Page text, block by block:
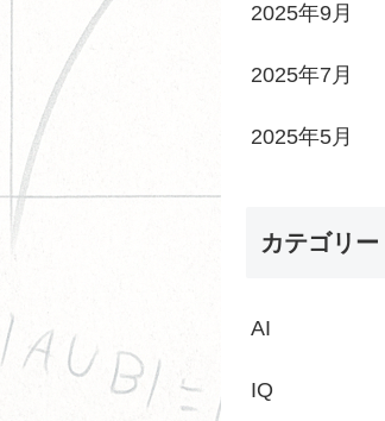
2025年9月
2025年7月
2025年5月
カテゴリー
AI
IQ